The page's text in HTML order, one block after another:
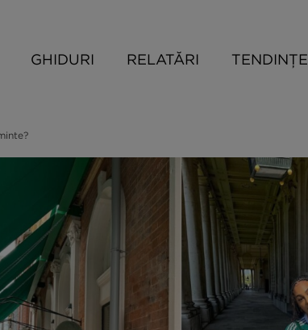
GHIDURI RELATĂRI TENDINȚE